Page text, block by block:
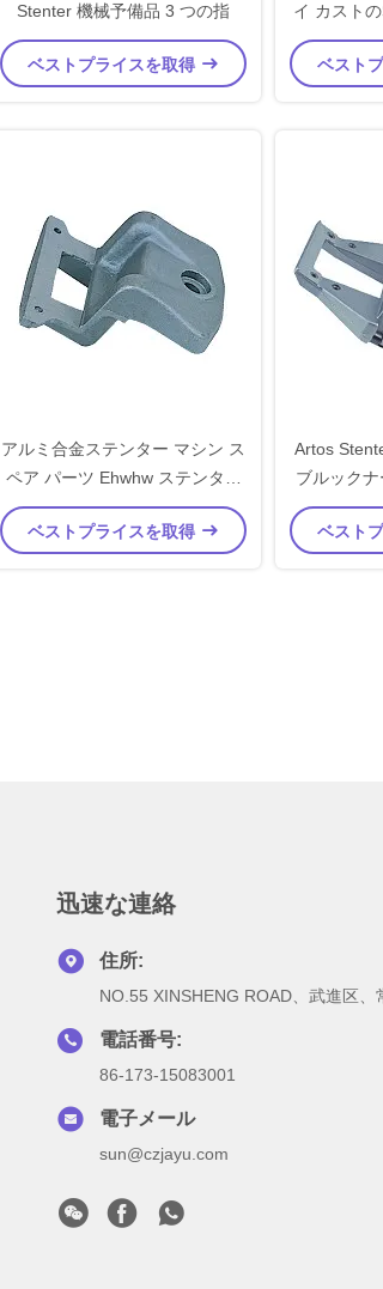
Stenter 機械予備品 3 つの指
ベストプライスを取得
イ カスト
ダー
ベスト
アルミ合金ステンター マシン ス
ペア パーツ Ehwhw ステンター
ピン ホルダー Artos
ベストプライスを取得
Artos
ブルックナ
ベスト
迅速な連絡
住所:
NO.55 XINSHENG ROAD、武進区、
電話番号:
86-173-15083001
電子メール
sun@czjayu.com